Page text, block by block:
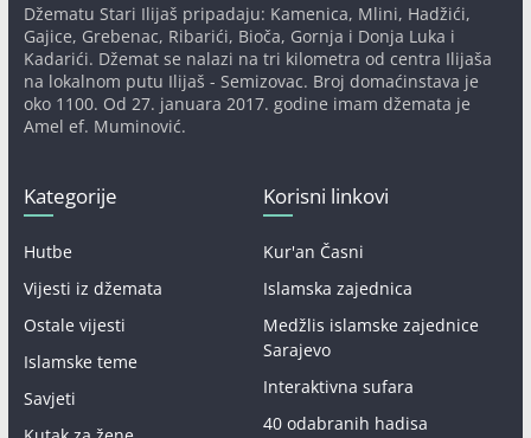
Džematu Stari Ilijaš pripadaju: Kamenica, Mlini, Hadžići,
Gajice, Grebenac, Ribarići, Bioča, Gornja i Donja Luka i
Kadarići. Džemat se nalazi na tri kilometra od centra Ilijaša
na lokalnom putu Ilijaš - Semizovac. Broj domaćinstava je
oko 1100. Od 27. januara 2017. godine imam džemata je
Amel ef. Muminović.
Kategorije
Hutbe
Vijesti iz džemata
Ostale vijesti
Islamske teme
Savjeti
Korisni linkovi
Kur'an Časni
Islamska zajednica
Medžlis islamske zajednice
Sarajevo
Interaktivna sufara
40 odabranih hadisa